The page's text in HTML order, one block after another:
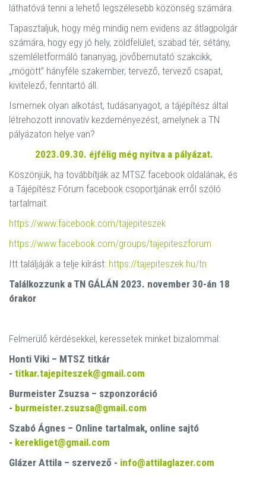
láthatóvá tenni a lehető legszélesebb közönség számára.
Tapasztaljuk, hogy még mindig nem evidens az átlagpolgár
számára, hogy egy jó hely, zöldfelület, szabad tér, sétány,
szemléletformáló tananyag, jövőbemutató szakcikk,
„mögött” hányféle szakember, tervező, tervező csapat,
kivitelező, fenntartó áll.
Ismernek olyan alkotást, tudásanyagot, a tájépítész által
létrehozott innovatív kezdeményezést, amelynek a TN
pályázaton helye van?
2023.09.30. éjfélig még nyitva a pályázat.
Köszönjük, ha továbbítják az MTSZ facebook oldalának, és
a Tájépítész Fórum facebook csoportjának erről szóló
tartalmait.
https://www.facebook.com/tajepiteszek
https://www.facebook.com/groups/tajepiteszforum
Itt találjáják a telje kiírást: https://tajepiteszek.hu/tn
Találkozzunk a TN GÁLÁN 2023. november 30-án 18
órakor
Felmerülő kérdésekkel, keressetek minket bizalommal:
Honti Viki – MTSZ titkár
- titkar.tajepiteszek@gmail.com
Burmeister Zsuzsa – szponzoráció
- burmeister.zsuzsa@gmail.com
Szabó Ágnes – Online tartalmak, online sajtó
- kerekliget@gmail.com
Glázer Attila – szervező - info@attilaglazer.com